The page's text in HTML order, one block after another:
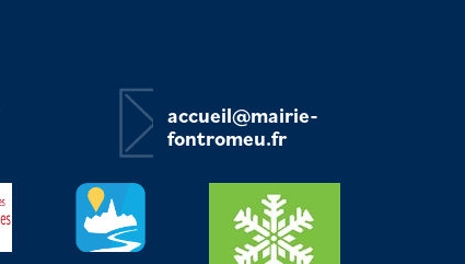
accueil@mairie-
fontromeu.fr